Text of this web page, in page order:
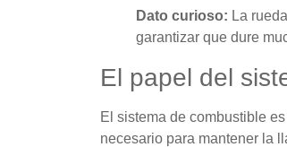
Dato curioso: La
garantizar que dure
El papel del
El sistema de combustible
necesario para mantener la